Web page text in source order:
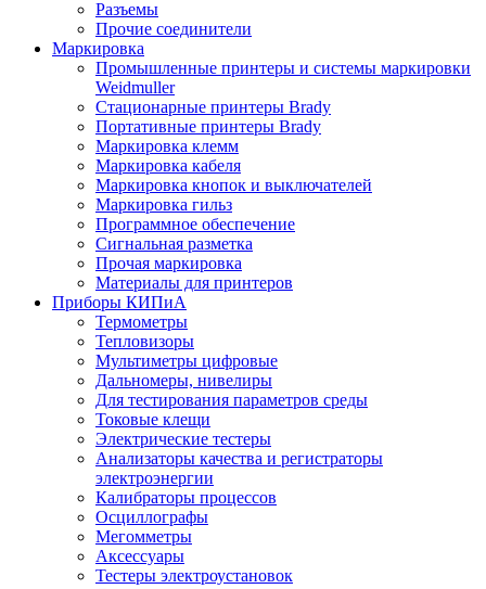
Разъемы
Прочие соединители
Маркировка
Промышленные принтеры и системы маркировки
Weidmuller
Стационарные принтеры Brady
Портативные принтеры Brady
Маркировка клемм
Маркировка кабеля
Маркировка кнопок и выключателей
Маркировка гильз
Программное обеспечение
Сигнальная разметка
Прочая маркировка
Материалы для принтеров
Приборы КИПиА
Термометры
Тепловизоры
Мультиметры цифровые
Дальномеры, нивелиры
Для тестирования параметров среды
Токовые клещи
Электрические тестеры
Анализаторы качества и регистраторы
электроэнергии
Калибраторы процессов
Осциллографы
Мегомметры
Аксессуары
Тестеры электроустановок